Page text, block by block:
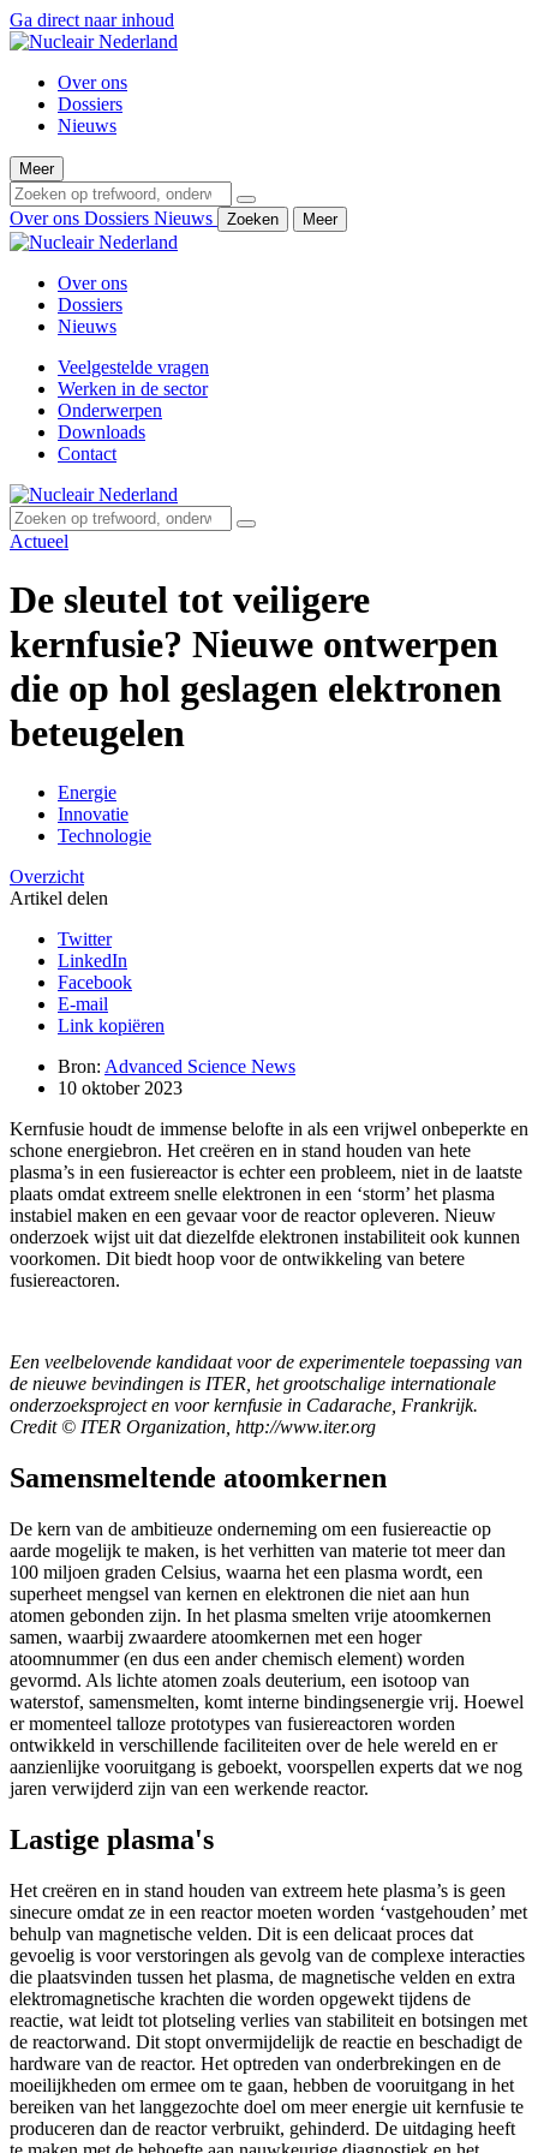
Ga direct naar inhoud
Over ons
Dossiers
Nieuws
Meer
Over ons Dossiers Nieuws Zoeken Meer
Over ons
Dossiers
Nieuws
Veelgestelde vragen
Werken in de sector
Onderwerpen
Downloads
Contact
Actueel
De sleutel tot veiligere
kernfusie? Nieuwe ontwerpen
die op hol geslagen elektronen
beteugelen
Energie
Innovatie
Technologie
Overzicht
Artikel delen
Twitter
LinkedIn
Facebook
E-mail
Link kopiëren
Bron: Advanced Science News
10 oktober 2023
Kernfusie houdt de immense belofte in als een vrijwel onbeperkte en
schone energiebron. Het creëren en in stand houden van hete
plasma’s in een fusiereactor is echter een probleem, niet in de laatste
plaats omdat extreem snelle elektronen in een ‘storm’ het plasma
instabiel maken en een gevaar voor de reactor opleveren. Nieuw
onderzoek wijst uit dat diezelfde elektronen instabiliteit ook kunnen
voorkomen. Dit biedt hoop voor de ontwikkeling van betere
fusiereactoren.
Een veelbelovende kandidaat voor de experimentele toepassing van
de nieuwe bevindingen is ITER, het grootschalige internationale
onderzoeksproject en voor kernfusie in Cadarache, Frankrijk.
Credit © ITER Organization, http://www.iter.org
Samensmeltende atoomkernen
De kern van de ambitieuze onderneming om een fusiereactie op
aarde mogelijk te maken, is het verhitten van materie tot meer dan
100 miljoen graden Celsius, waarna het een plasma wordt, een
superheet mengsel van kernen en elektronen die niet aan hun
atomen gebonden zijn. In het plasma smelten vrije atoomkernen
samen, waarbij zwaardere atoomkernen met een hoger
atoomnummer (en dus een ander chemisch element) worden
gevormd. Als lichte atomen zoals deuterium, een isotoop van
waterstof, samensmelten, komt interne bindingsenergie vrij. Hoewel
er momenteel talloze prototypes van fusiereactoren worden
ontwikkeld in verschillende faciliteiten over de hele wereld en er
aanzienlijke vooruitgang is geboekt, voorspellen experts dat we nog
jaren verwijderd zijn van een werkende reactor.
Lastige plasma's
Het creëren en in stand houden van extreem hete plasma’s is geen
sinecure omdat ze in een reactor moeten worden ‘vastgehouden’ met
behulp van magnetische velden. Dit is een delicaat proces dat
gevoelig is voor verstoringen als gevolg van de complexe interacties
die plaatsvinden tussen het plasma, de magnetische velden en extra
elektromagnetische krachten die worden opgewekt tijdens de
reactie, wat leidt tot plotseling verlies van stabiliteit en botsingen met
de reactorwand. Dit stopt onvermijdelijk de reactie en beschadigt de
hardware van de reactor. Het optreden van onderbrekingen en de
moeilijkheden om ermee om te gaan, hebben de vooruitgang in het
bereiken van het langgezochte doel om meer energie uit kernfusie te
produceren dan de reactor verbruikt, gehinderd. De uitdaging heeft